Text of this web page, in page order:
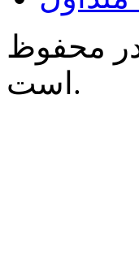
محفوظ
است.